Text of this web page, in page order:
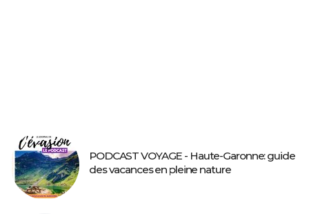
PODCAST VOYAGE - Haute-Garonne: guide
des vacances en pleine nature